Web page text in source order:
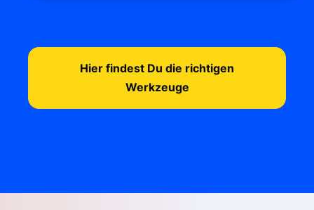
Hier findest Du die richtigen
Werkzeuge